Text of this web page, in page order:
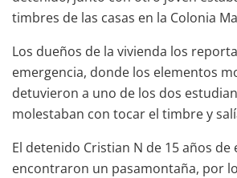
timbres de las casas en la Colonia
Los dueños de la vivienda los
emergencia, donde los elementos
detuvieron a uno de los dos
molestaban con tocar el timbre y
El detenido Cristian N de 15 años de
encontraron un pasamontaña, por